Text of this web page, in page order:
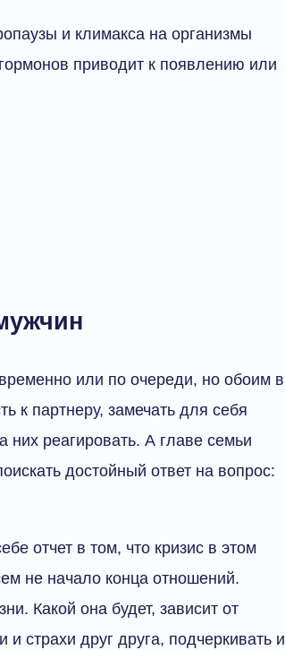
и климакса на организмы
приводит к появлению или
или по очереди, но обоим в
к партнеру, замечать для себя
них реагировать. А главе семьи
достойный ответ на вопрос:
отчет в том, что кризис в этом
не начало конца отношений.
Какой она будет, зависит от
и страхи друг друга, подчеркивать и